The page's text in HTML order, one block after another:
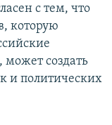
с тем, что
которую
создать
и политических